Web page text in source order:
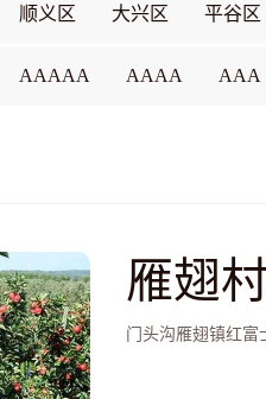
顺义区
大兴区 平谷区
AAAAA AAAA AAA
雁翅
门头沟雁翅镇红富